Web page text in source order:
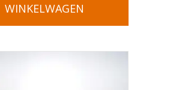
WINKELWAGEN